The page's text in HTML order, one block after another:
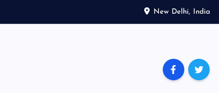
New Delhi, India